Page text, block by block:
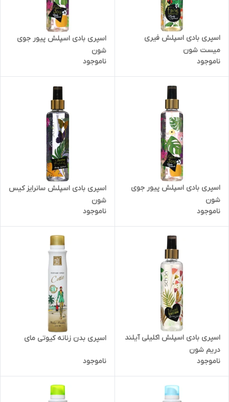
اسپری بادی اسپلش فیری
میست شون
ناموجود
اسپری بادی اسپلش پیور جوی
شون
ناموجود
اسپری بادی اسپلش پیور جوی
شون
ناموجود
اسپری بادی اسپلش سانرایز کیس
شون
ناموجود
اسپری بادی اسپلش اکلیلی آیلند
دریم شون
ناموجود
اسپری بدن زنانه کیوتی مای
ناموجود